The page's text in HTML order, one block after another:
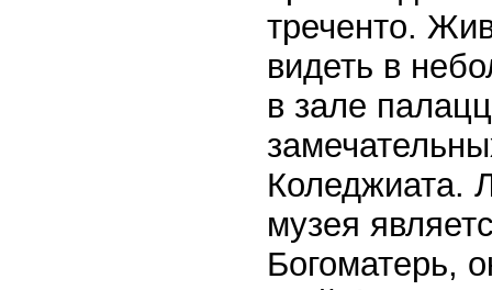
треченто.
видеть в
в зале
Коледжиата.
музея
Богоматерь,